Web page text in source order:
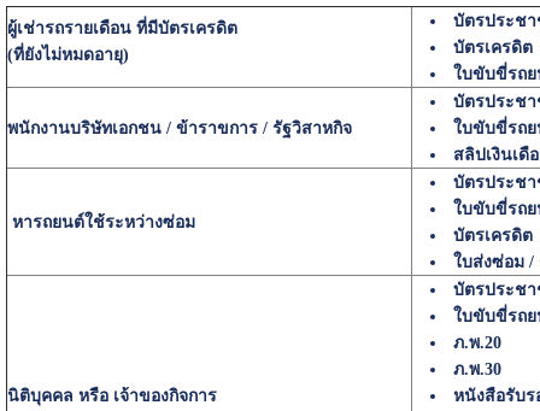
ผู้เช่ารถรายเดือน ที่มีบัตรเครดิต
(ที่ยังไม่หมดอายุ)
บัตรประช
บัตรเครดิต
ใบขับขี่รถ
พนักงานบริษัทเอกชน / ข้าราขการ / รัฐวิสาหกิจ
บัตรประช
ใบขับขี่รถ
สลิปเงินเดื
หารถยนต์ใช้ระหว่างซ่อม
บัตรประช
ใบขับขี่รถ
บัตรเครดิต
ใบส่งซ่อม
นิติบุคคล หรือ เจ้าของกิจการ
บัตรประช
ใบขับขี่รถ
ภ.พ.20
ภ.พ.30
หนังสือรับร